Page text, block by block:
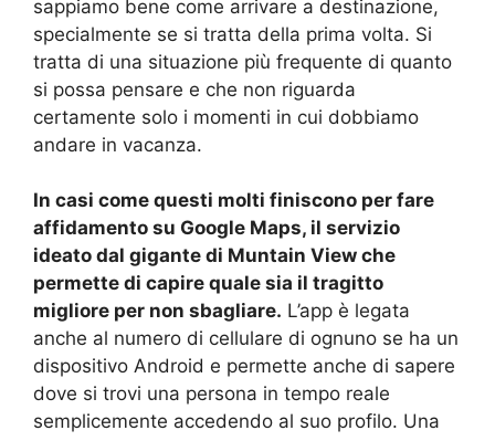
sappiamo bene come arrivare a destinazione,
specialmente se si tratta della prima volta. Si
tratta di una situazione più frequente di quanto
si possa pensare e che non riguarda
certamente solo i momenti in cui dobbiamo
andare in vacanza.
In casi come questi molti finiscono per fare
affidamento su Google Maps, il servizio
ideato dal gigante di Muntain View che
permette di capire quale sia il tragitto
migliore per non sbagliare. L’app è legata
anche al numero di cellulare di ognuno se ha un
dispositivo Android e permette anche di sapere
dove si trovi una persona in tempo reale
semplicemente accedendo al suo profilo. Una